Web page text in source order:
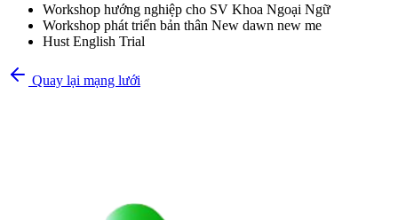
Workshop hướng nghiệp cho SV Khoa Ngoại Ngữ
Workshop phát triển bản thân New dawn new me
Hust English Trial
Quay lại mạng lưới